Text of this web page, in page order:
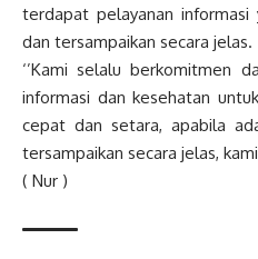
terdapat pelayanan informasi
dan tersampaikan secara jelas.
‘’Kami selalu berkomitmen
informasi dan kesehatan
cepat dan setara, apabila
tersampaikan secara jelas,
( Nur )